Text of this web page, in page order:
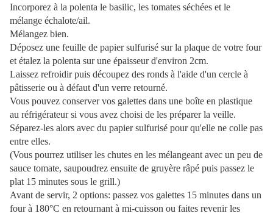
Incorporez à la polenta le basilic, les tomates séchées et le
mélange échalote/ail.
Mélangez bien.
Déposez une feuille de papier sulfurisé sur la plaque de votre four
et étalez la polenta sur une épaisseur d'environ 2cm.
Laissez refroidir puis découpez des ronds à l'aide d'un cercle à
pâtisserie ou à défaut d'un verre retourné.
Vous pouvez conserver vos galettes dans une boîte en plastique
au réfrigérateur si vous avez choisi de les préparer la veille.
Séparez-les alors avec du papier sulfurisé pour qu'elle ne colle pas
entre elles.
(Vous pourrez utiliser les chutes en les mélangeant avec un peu de
sauce tomate, saupoudrez ensuite de gruyère râpé puis passez le
plat 15 minutes sous le grill.)
Avant de servir, 2 options: passez vos galettes 15 minutes dans un
four à 180°C en retournant à mi-cuisson ou faites revenir les